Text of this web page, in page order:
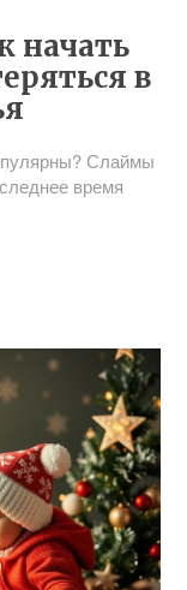
начать
в
Слаймы
время